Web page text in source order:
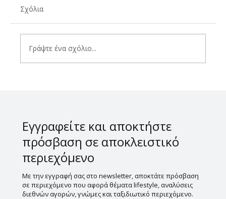
Σχόλια
Γράψτε ένα σχόλιο...
Εγγραφείτε και αποκτήστε
πρόσβαση σε αποκλειστικό
περιεχόμενο
Με την εγγραφή σας στο newsletter, αποκτάτε πρόσβαση
σε περιεχόμενο που αφορά θέματα lifestyle, αναλύσεις
διεθνών αγορών, γνώμες και ταξιδιωτικό περιεχόμενο.